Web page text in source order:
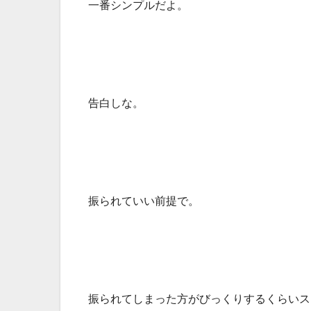
一番シンプルだよ。
告白しな。
振られていい前提で。
振られてしまった方がびっくりするくらいス